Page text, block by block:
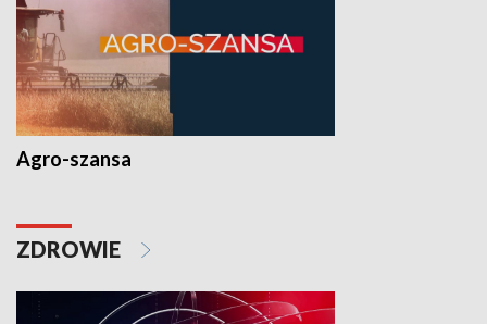
Agro-szansa
ZDROWIE